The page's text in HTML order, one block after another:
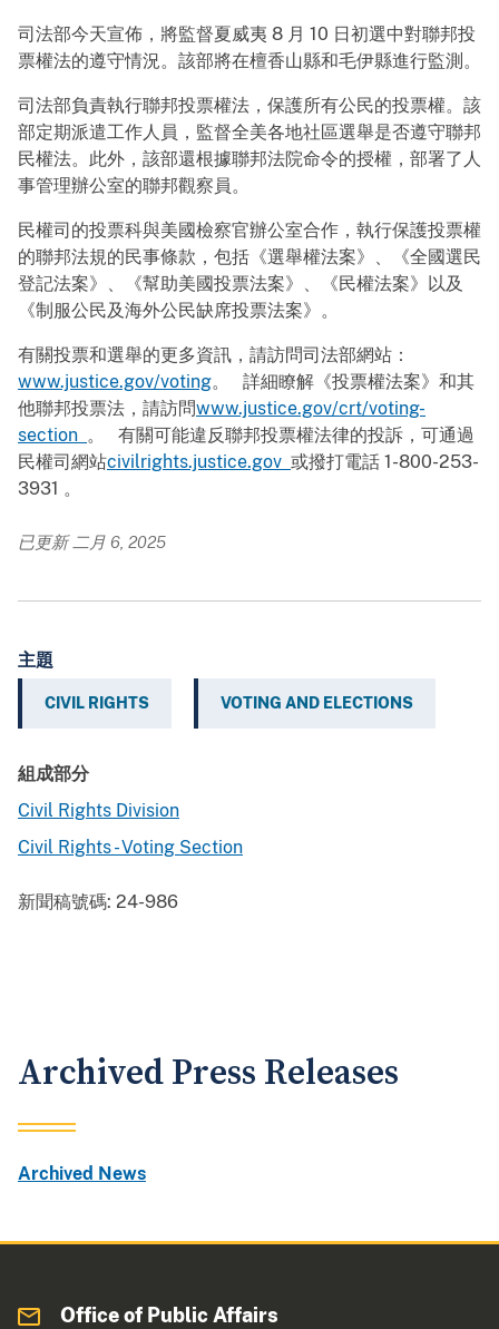
司法部今天宣佈，將監督夏威夷 8 月 10 日初選中對聯邦投
票權法的遵守情況。該部將在檀香山縣和毛伊縣進行監測。
司法部負責執行聯邦投票權法，保護所有公民的投票權。該
部定期派遣工作人員，監督全美各地社區選舉是否遵守聯邦
民權法。此外，該部還根據聯邦法院命令的授權，部署了人
事管理辦公室的聯邦觀察員。
民權司的投票科與美國檢察官辦公室合作，執行保護投票權
的聯邦法規的民事條款，包括《選舉權法案》、《全國選民
登記法案》、《幫助美國投票法案》、《民權法案》以及
《制服公民及海外公民缺席投票法案》。
有關投票和選舉的更多資訊，請訪問司法部網站：
www.justice.gov/voting。 詳細瞭解《投票權法案》和其
他聯邦投票法，請訪問www.justice.gov/crt/voting-
section 。 有關可能違反聯邦投票權法律的投訴，可通過
民權司網站civilrights.justice.gov 或撥打電話 1-800-253-
3931 。
已更新 二月 6, 2025
主題
CIVIL RIGHTS VOTING AND ELECTIONS
組成部分
Civil Rights Division
Civil Rights - Voting Section
新聞稿號碼: 24-986
Archived Press Releases
Archived News
Office of Public Affairs